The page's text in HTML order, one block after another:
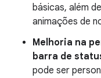
básicas, além
animações de
Melhoria na
barra de
pode ser